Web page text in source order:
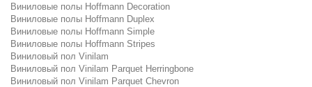
Виниловые полы Hoffmann Decoration
Виниловые полы Hoffmann Duplex
Виниловые полы Hoffmann Simple
Виниловые полы Hoffmann Stripes
Виниловый пол Vinilam
Виниловый пол Vinilam Parquet Herringbone
Виниловый пол Vinilam Parquet Chevron